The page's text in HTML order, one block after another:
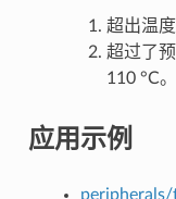
超出温
超过了
110 °C。
应用示例
peripherals/